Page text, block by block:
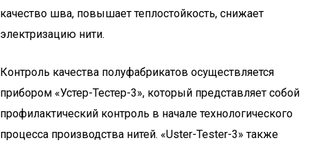
качество шва, повышает теплостойкость, снижает
электризацию нити.
Контроль качества полуфабрикатов осуществляется
прибором «Устер-Тестер-3», который представляет собой
профилактический контроль в начале технологического
процесса производства нитей. «Uster-Tester-3» также